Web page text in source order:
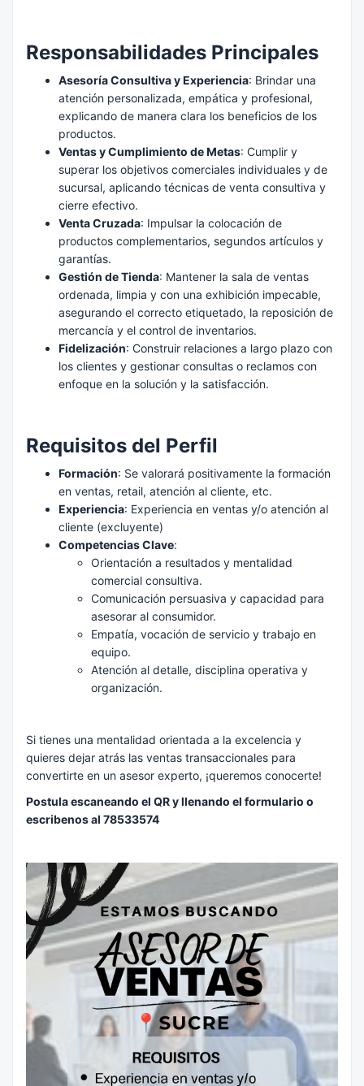
Responsabilidades Principales
Asesoría Consultiva y Experiencia: Brindar una
atención personalizada, empática y profesional,
explicando de manera clara los beneficios de los
productos.
Ventas y Cumplimiento de Metas: Cumplir y
superar los objetivos comerciales individuales y de
sucursal, aplicando técnicas de venta consultiva y
cierre efectivo.
Venta Cruzada: Impulsar la colocación de
productos complementarios, segundos artículos y
garantías.
Gestión de Tienda: Mantener la sala de ventas
ordenada, limpia y con una exhibición impecable,
asegurando el correcto etiquetado, la reposición de
mercancía y el control de inventarios.
Fidelización: Construir relaciones a largo plazo con
los clientes y gestionar consultas o reclamos con
enfoque en la solución y la satisfacción.
Requisitos del Perfil
Formación: Se valorará positivamente la formación
en ventas, retail, atención al cliente, etc.
Experiencia: Experiencia en ventas y/o atención al
cliente (excluyente)
Competencias Clave:
Orientación a resultados y mentalidad
comercial consultiva.
Comunicación persuasiva y capacidad para
asesorar al consumidor.
Empatía, vocación de servicio y trabajo en
equipo.
Atención al detalle, disciplina operativa y
organización.
Si tienes una mentalidad orientada a la excelencia y
quieres dejar atrás las ventas transaccionales para
convertirte en un asesor experto, ¡queremos conocerte!
Postula escaneando el QR y llenando el formulario o
escribenos al 78533574